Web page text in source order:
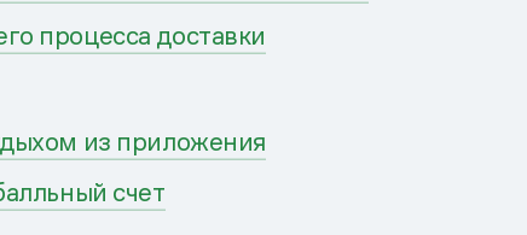
процесса доставки
из приложения
счет